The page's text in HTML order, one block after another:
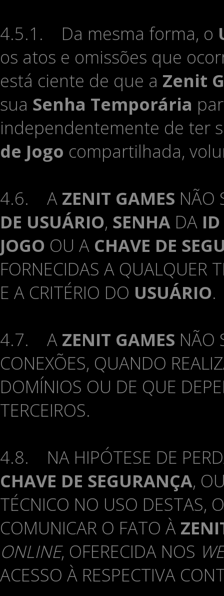
4.5.1. Da mesma forma, o
os atos e omissões que
está ciente de que a Zenit
sua Senha Temporária
independentemente de ter
de Jogo compartilhada,
4.6. A ZENIT GAMES NÃO
DE USUÁRIO, SENHA DA
JOGO OU A CHAVE DE
FORNECIDAS A QUALQUER
E A CRITÉRIO DO USUÁRIO.
4.7. A ZENIT GAMES NÃO
CONEXÕES, QUANDO
DOMÍNIOS OU DE QUE
TERCEIROS.
4.8. NA HIPÓTESE DE
CHAVE DE SEGURANÇA,
TÉCNICO NO USO DESTAS,
COMUNICAR O FATO À
ONLINE, OFERECIDA NOS
ACESSO À RESPECTIVA